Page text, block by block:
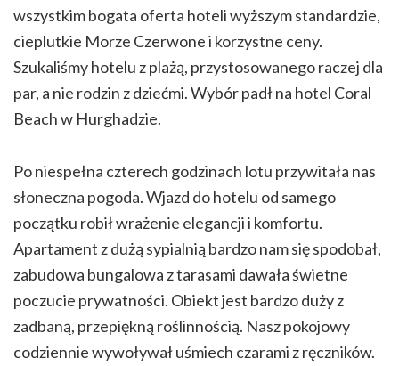
wszystkim bogata oferta hoteli wyższym standardzie,
cieplutkie Morze Czerwone i korzystne ceny.
Szukaliśmy hotelu z plażą, przystosowanego raczej dla
par, a nie rodzin z dziećmi. Wybór padł na hotel Coral
Beach w Hurghadzie.
Po niespełna czterech godzinach lotu przywitała nas
słoneczna pogoda. Wjazd do hotelu od samego
początku robił wrażenie elegancji i komfortu.
Apartament z dużą sypialnią bardzo nam się spodobał,
zabudowa bungalowa z tarasami dawała świetne
poczucie prywatności. Obiekt jest bardzo duży z
zadbaną, przepiękną roślinnością. Nasz pokojowy
codziennie wywoływał uśmiech czarami z ręczników.